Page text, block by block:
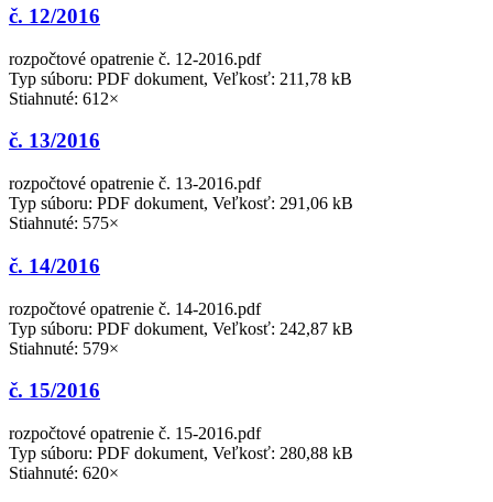
č. 12/2016
rozpočtové opatrenie č. 12-2016.pdf
Typ súboru: PDF dokument, Veľkosť: 211,78 kB
Stiahnuté: 612×
č. 13/2016
rozpočtové opatrenie č. 13-2016.pdf
Typ súboru: PDF dokument, Veľkosť: 291,06 kB
Stiahnuté: 575×
č. 14/2016
rozpočtové opatrenie č. 14-2016.pdf
Typ súboru: PDF dokument, Veľkosť: 242,87 kB
Stiahnuté: 579×
č. 15/2016
rozpočtové opatrenie č. 15-2016.pdf
Typ súboru: PDF dokument, Veľkosť: 280,88 kB
Stiahnuté: 620×